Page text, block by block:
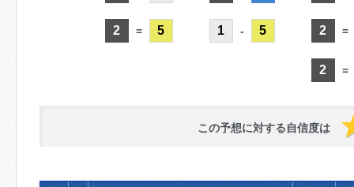
2 = 5 1 - 5 2 =
2 =
この予想に対する自信度は